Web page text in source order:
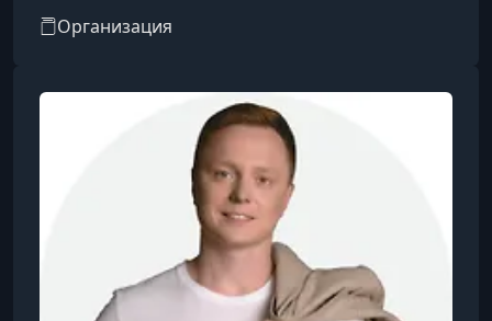
охватывают такие направления, как IT, бизнес,
дизайн, психология, творчество, блогинг, уход
Организация